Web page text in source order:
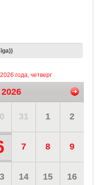
года, четверг
31 1 2
7 8 9
14 15 16